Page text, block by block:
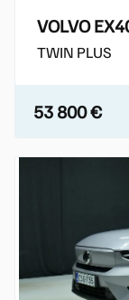
VOLVO
TWIN PLUS
53 800 €